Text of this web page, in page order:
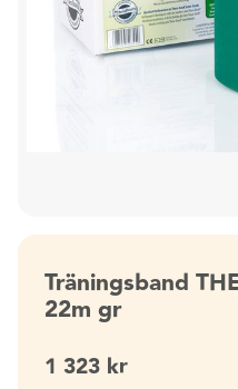
Träningsband
22m gr
1 323 kr